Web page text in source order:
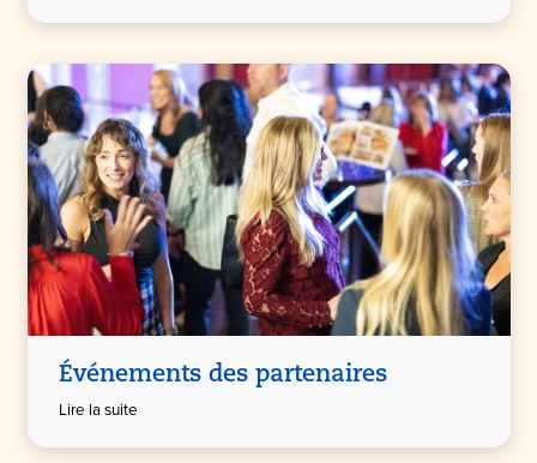
Événements des partenaires
Lire la suite